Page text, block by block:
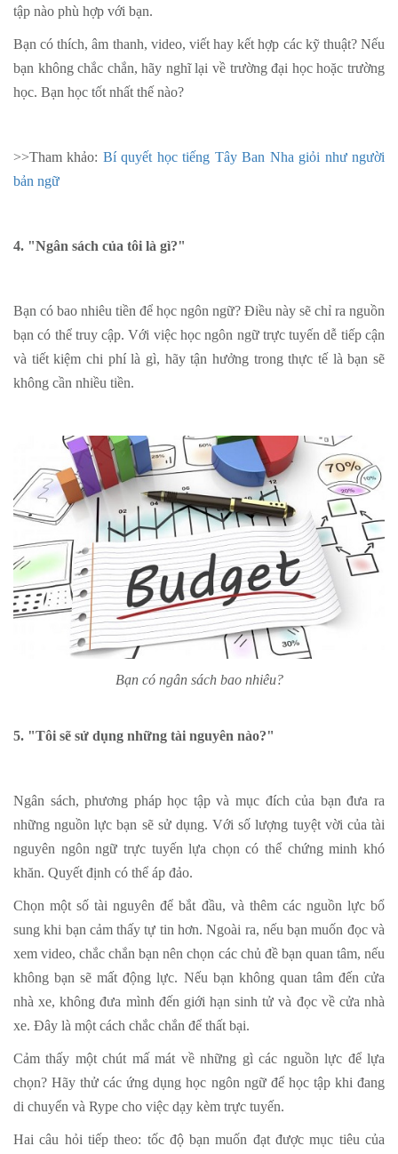
tập nào phù hợp với bạn.
Bạn có thích, âm thanh, video, viết hay kết hợp các kỹ thuật? Nếu
bạn không chắc chắn, hãy nghĩ lại về trường đại học hoặc trường
học. Bạn học tốt nhất thế nào?
>>Tham khảo: Bí quyết học tiếng Tây Ban Nha giỏi như người
bản ngữ
4. "Ngân sách của tôi là gì?"
Bạn có bao nhiêu tiền để học ngôn ngữ? Điều này sẽ chỉ ra nguồn
bạn có thể truy cập. Với việc học ngôn ngữ trực tuyến dễ tiếp cận
và tiết kiệm chi phí là gì, hãy tận hưởng trong thực tế là bạn sẽ
không cần nhiều tiền.
Bạn có ngân sách bao nhiêu?
5. "Tôi sẽ sử dụng những tài nguyên nào?"
Ngân sách, phương pháp học tập và mục đích của bạn đưa ra
những nguồn lực bạn sẽ sử dụng. Với số lượng tuyệt vời của tài
nguyên ngôn ngữ trực tuyến lựa chọn có thể chứng minh khó
khăn. Quyết định có thể áp đảo.
Chọn một số tài nguyên để bắt đầu, và thêm các nguồn lực bổ
sung khi bạn cảm thấy tự tin hơn. Ngoài ra, nếu bạn muốn đọc và
xem video, chắc chắn bạn nên chọn các chủ đề bạn quan tâm, nếu
không bạn sẽ mất động lực. Nếu bạn không quan tâm đến cửa
nhà xe, không đưa mình đến giới hạn sinh tử và đọc về cửa nhà
xe. Đây là một cách chắc chắn để thất bại.
Cảm thấy một chút mấ mát về những gì các nguồn lực để lựa
chọn? Hãy thử các ứng dụng học ngôn ngữ để học tập khi đang
di chuyển và Rype cho việc dạy kèm trực tuyến.
Hai câu hỏi tiếp theo: tốc độ bạn muốn đạt được mục tiêu của